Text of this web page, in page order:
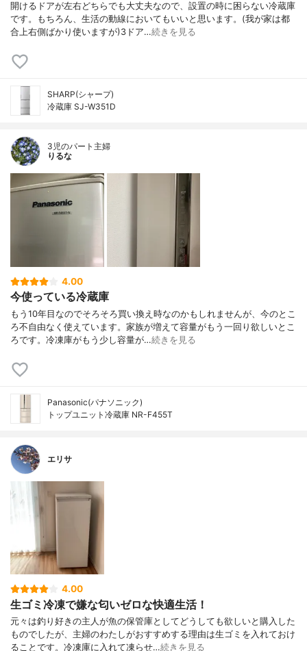
開けるドアが左右どちらでも大丈夫なので、設置の時に困らない冷蔵庫
です。もちろん、生活の動線においてもいいと思います。(我が家は都
合上右側ばかり使いますが)3ドア…続きを見る
SHARP(シャープ)
冷蔵庫 SJ-W351D
3児のパート主婦
りるな
4.00
今使っている冷蔵庫
もう10年目なのでそろそろ買い換え時なのかもしれませんが、今のとこ
ろ不自由なく使えています。家族が増えて容量がもう一回り欲しいとこ
ろです。冷凍庫がもう少し容量が…続きを見る
Panasonic(パナソニック)
トップユニット冷蔵庫 NR-F455T
エリサ
4.00
生ゴミ冷凍で嫌な匂いゼロな快適生活！
元々は釣り好きの主人が魚の保管庫としてどうしても欲しいと購入した
ものでしたが、主婦のわたしがおすすめする理由は生ゴミを入れておけ
ることです。冷凍庫に入れて凍らせ…続きを見る